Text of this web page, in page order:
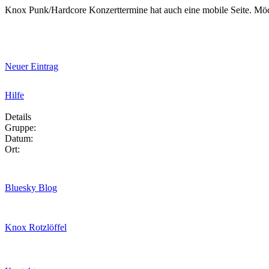
Knox Punk/Hardcore Konzerttermine hat auch eine mobile Seite.
Neuer Eintrag
Hilfe
Details
Gruppe:
Datum:
Ort:
Bluesky Blog
Knox Rotzlöffel